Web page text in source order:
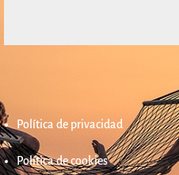
Política de privacidad
Política de cookies